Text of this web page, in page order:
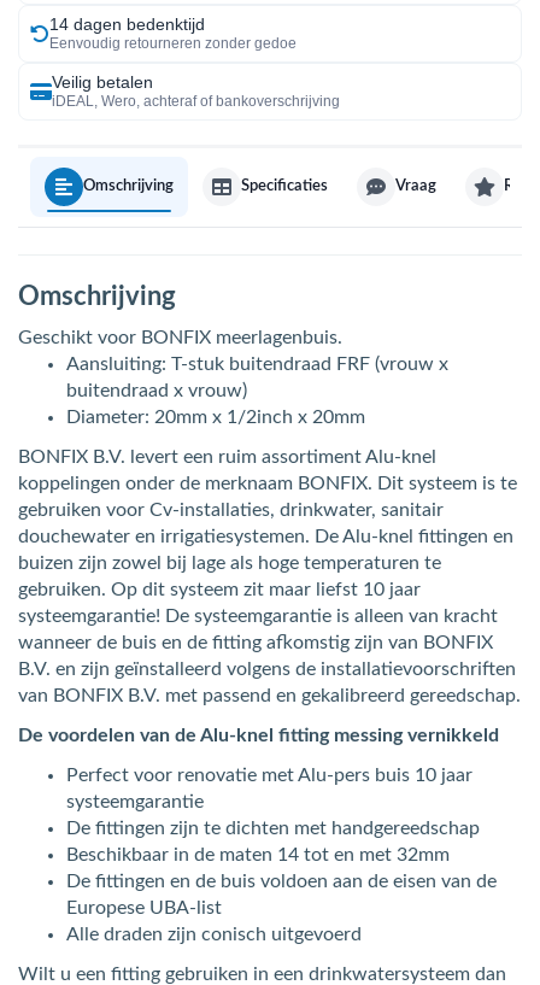
14 dagen bedenktijd
Eenvoudig retourneren zonder gedoe
Veilig betalen
iDEAL, Wero, achteraf of bankoverschrijving
Omschrijving Specificaties Vraag
Omschrijving
Geschikt voor BONFIX meerlagenbuis.
Aansluiting: T-stuk buitendraad FRF (vrouw x
buitendraad x vrouw)
Diameter: 20mm x 1/2inch x 20mm
BONFIX B.V. levert een ruim assortiment Alu-knel
koppelingen onder de merknaam BONFIX. Dit systeem is te
gebruiken voor Cv-installaties, drinkwater, sanitair
douchewater en irrigatiesystemen. De Alu-knel fittingen en
buizen zijn zowel bij lage als hoge temperaturen te
gebruiken. Op dit systeem zit maar liefst 10 jaar
systeemgarantie! De systeemgarantie is alleen van kracht
wanneer de buis en de fitting afkomstig zijn van BONFIX
B.V. en zijn geïnstalleerd volgens de installatievoorschriften
van BONFIX B.V. met passend en gekalibreerd gereedschap.
De voordelen van de Alu-knel fitting messing vernikkeld
Perfect voor renovatie met Alu-pers buis 10 jaar
systeemgarantie
De fittingen zijn te dichten met handgereedschap
Beschikbaar in de maten 14 tot en met 32mm
De fittingen en de buis voldoen aan de eisen van de
Europese UBA-list
Alle draden zijn conisch uitgevoerd
Wilt u een fitting gebruiken in een drinkwatersysteem dan